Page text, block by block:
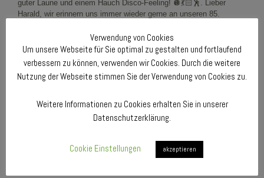
Verwendung von Cookies
Um unsere Webseite für Sie optimal zu gestalten und fortlaufend
verbessern zu können, verwenden wir Cookies. Durch die weitere
Nutzung der Webseite stimmen Sie der Verwendung von Cookies zu.
Weitere Informationen zu Cookies erhalten Sie in unserer
Datenschutzerklärung.
Cookie Einstellungen akzeptieren